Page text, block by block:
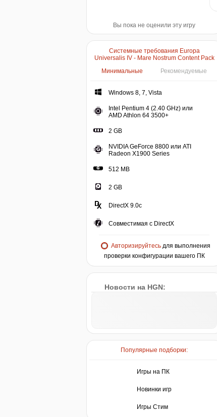
Вы пока не оценили эту игру
Системные требования Europa
Universalis IV - Mare Nostrum Content Pack
Минимальные
Рекомендуемые
Windows 8, 7, Vista
Intel Pentium 4 (2.40 GHz) или
AMD Athlon 64 3500+
2 GB
NVIDIA GeForce 8800 или ATI
Radeon X1900 Series
512 MB
2 GB
DirectX 9.0c
Совместимая с DirectX
Авторизируйтесьдля выполнения
проверки конфигурации вашего ПК
Новости на HGN:
Популярные подборки:
Игры на ПК
Новинки игр
Игры Стим